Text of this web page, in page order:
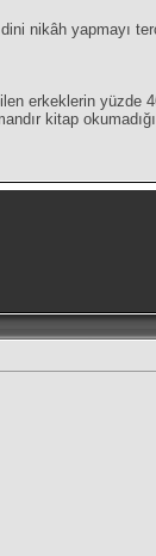
nikâh yapmayı
erkeklerin yüzde
kitap